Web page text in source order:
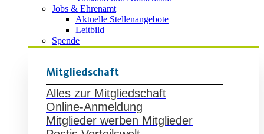
Jobs & Ehrenamt
Aktuelle Stellenangebote
Leitbild
Spende
Mitgliedschaft
Alles zur Mitgliedschaft
Online-Anmeldung
Mitglieder werben Mitglieder